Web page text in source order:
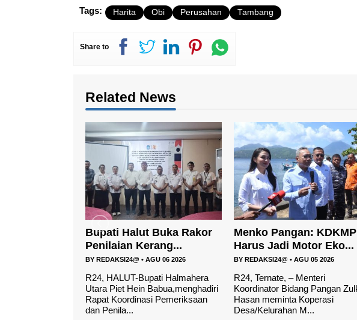
Tags: Harita Obi Perusahan Tambang
Share to
Related News
Menko Pangan: KDKMP
Harus Jadi Motor Eko...
BY REDAKSI24@ • AGU 05 2026
R24, Ternate, – Menteri
Koordinator Bidang Pangan Zulkifli
Hasan meminta Koperasi
Desa/Kelurahan M...
Wakil Bupati Halmahera
Utara Hadiri Semi...
BY REDAKSI24@ • AGU 05 2026
R24, TERNATE – Wakil Bupati
Halmahera Utara, Kasman Hi
Ahmad, menghadiri Seminar
Nasional Kopera...